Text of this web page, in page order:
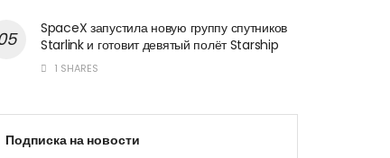
SpaceX запустила новую группу спутников
Starlink и готовит девятый полёт Starship
1 SHARES
Подписка на новости